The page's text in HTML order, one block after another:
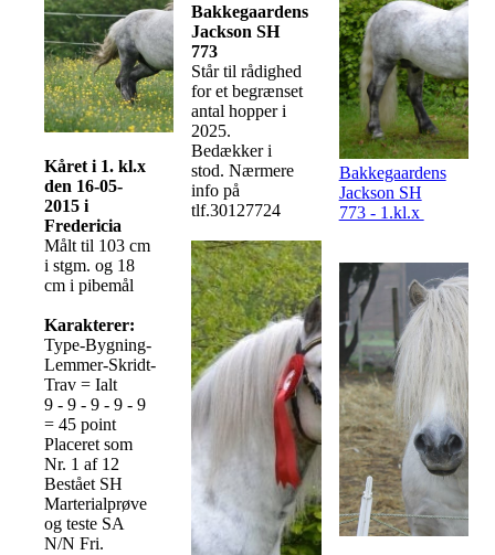
Kåret i 1. kl.x
den 16-05-
2015 i
Fredericia
Målt til 103 cm
i stgm. og 18
cm i pibemål
Karakterer:
Type-Bygning-
Lemmer-Skridt-
Trav = Ialt
9 - 9 - 9 - 9 - 9
= 45 point
Placeret som
Nr. 1 af 12
Bestået SH
Marterialprøve
og teste SA
N/N Fri.
Bakkegaardens
Jackson SH
773
Står til rådighed
for et begrænset
antal hopper i
2025.
Bedækker i
stod. Nærmere
info på
tlf.30127724
Bakkegaardens
Jackson SH
773 - 1.kl.x